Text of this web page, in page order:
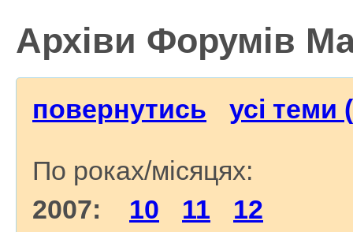
Архіви Форумів
повернутись усі теми
По роках/місяцях:
2007: 10 11
12